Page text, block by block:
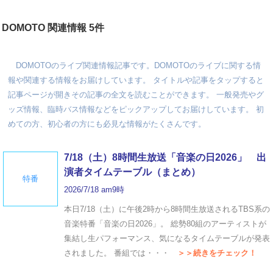
DOMOTO 関連情報 5件
DOMOTOのライブ関連情報記事です。DOMOTOのライブに関する情
報や関連する情報をお届けしています。 タイトルや記事をタップすると
記事ページが開きその記事の全文を読むことができます。 一般発売やグ
ッズ情報、臨時バス情報などをピックアップしてお届けしています。 初
めての方、初心者の方にも必見な情報がたくさんです。
特番
7/18（土）8時間生放送「音楽の日2026」 出
演者タイムテーブル（まとめ）
2026/7/18 am9時
本日7/18（土）に午後2時から8時間生放送されるTBS系の
音楽特番「音楽の日2026」。 総勢80組のアーティストが
集結し生パフォーマンス、気になるタイムテーブルが発表
されました。 番組では・・・
＞＞続きをチェック！